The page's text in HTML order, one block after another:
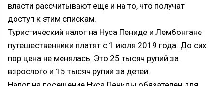
власти рассчитывают еще и на то, что получат
доступ к этим спискам.
Туристический налог на Нуса Пениде и Лембонгане
путешественники платят с 1 июля 2019 года. До сих
пор цена не менялась. Это 25 тысяч рупий за
взрослого и 15 тысяч рупий за детей.